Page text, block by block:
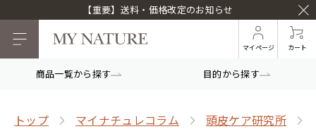
【重要】送料・価格改定のお知らせ
マイページ カート
商品一覧から探す 目的から探す
トップ マイナチュレコラム 頭皮ケア研究所